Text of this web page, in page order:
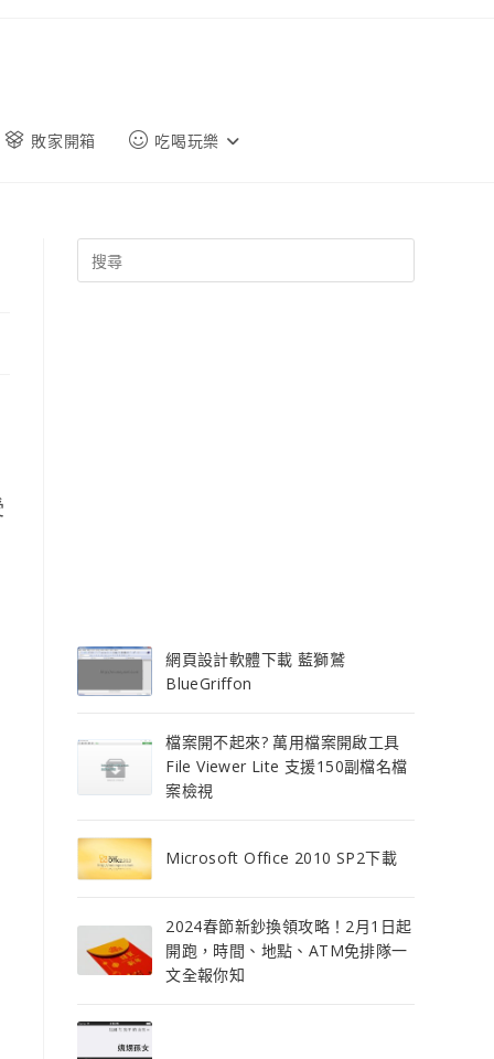
敗家開箱 吃喝玩樂
網頁設計軟體下載 藍獅鷲
BlueGriffon
檔案開不起來? 萬用檔案開啟工具
File Viewer Lite 支援150副檔名檔
案檢視
Microsoft Office 2010 SP2下載
2024春節新鈔換領攻略！2月1日起
開跑，時間、地點、ATM免排隊一
文全報你知